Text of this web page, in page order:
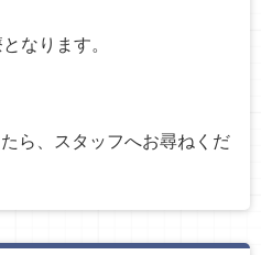
なります。
ら、スタッフへお尋ねくだ